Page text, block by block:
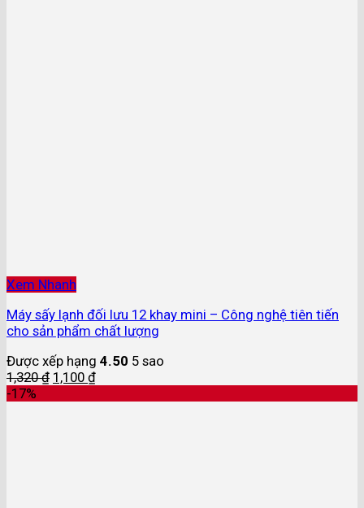
Xem Nhanh
Máy sấy lạnh đối lưu 12 khay mini – Công nghệ tiên tiến
cho sản phẩm chất lượng
Được xếp hạng 4.50 5 sao
1,320₫ 1,100 ₫
-17%